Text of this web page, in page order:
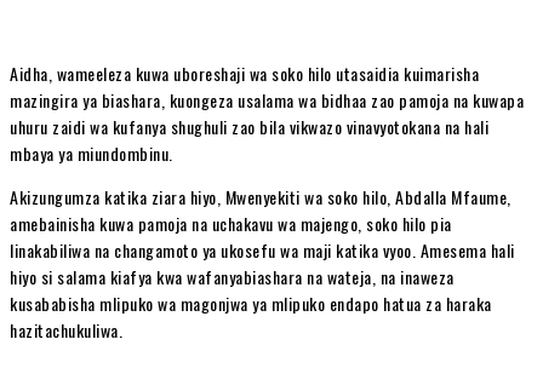
Aidha, wameeleza kuwa uboreshaji wa soko hilo utasaidia kuimarisha
mazingira ya biashara, kuongeza usalama wa bidhaa zao pamoja na kuwapa
uhuru zaidi wa kufanya shughuli zao bila vikwazo vinavyotokana na hali
mbaya ya miundombinu.
Akizungumza katika ziara hiyo, Mwenyekiti wa soko hilo, Abdalla Mfaume,
amebainisha kuwa pamoja na uchakavu wa majengo, soko hilo pia
linakabiliwa na changamoto ya ukosefu wa maji katika vyoo. Amesema hali
hiyo si salama kiafya kwa wafanyabiashara na wateja, na inaweza
kusababisha mlipuko wa magonjwa ya mlipuko endapo hatua za haraka
hazitachukuliwa.